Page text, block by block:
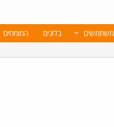
משתמשים בלוגים המומחים